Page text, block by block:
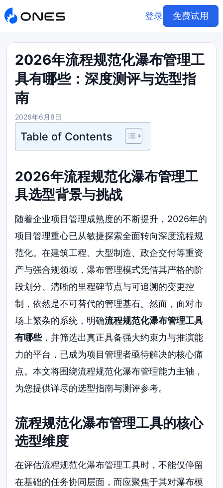
登录 免费试用
2026年流程规范化瀑布管理工
具有哪些：深度测评与选型指
南
2026年6月8日
Table of Contents
2026年流程规范化瀑布管理工
具选型背景与挑战
随着企业项目管理成熟度的不断提升，2026年的
项目管理重心已从敏捷探索全面转向深度流程规
范化。在建筑工程、大型制造、政企交付等重资
产与强合规领域，瀑布管理模式凭借其严格的阶
段划分、清晰的里程碑节点与可追溯的变更控
制，依然是不可替代的管理基石。然而，面对市
场上繁杂的系统，明确流程规范化瀑布管理工具
有哪些，并筛选出真正具备强大约束力与推演能
力的平台，已成为项目管理者亟待解决的核心痛
点。本文将围绕流程规范化瀑布管理能力主轴，
为您提供详尽的选型指南与测评参考。
流程规范化瀑布管理工具的核心
选型维度
在评估流程规范化瀑布管理工具时，不能仅停留
在基础的任务协同层面，而应聚焦于其对瀑布模